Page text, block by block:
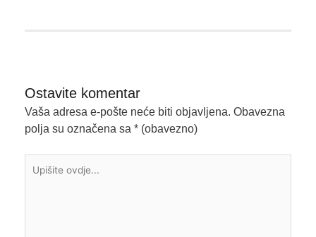
Ostavite komentar
Vaša adresa e-pošte neće biti objavljena. Obavezna
polja su označena sa * (obavezno)
ovdje...